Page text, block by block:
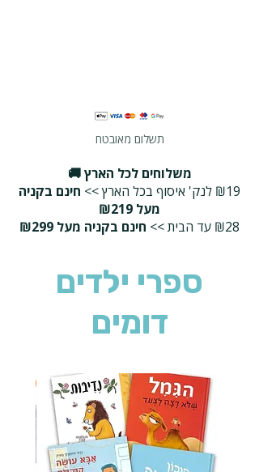
תשלום מאובטח
משלוחים לכל הארץ 🚚
₪19 לנק' איסוף בכל הארץ >>
חינם בקניה
מעל ₪219
₪28 עד הבית >>
חינם בקניה מעל ₪299
ספרי ילדים
דומים